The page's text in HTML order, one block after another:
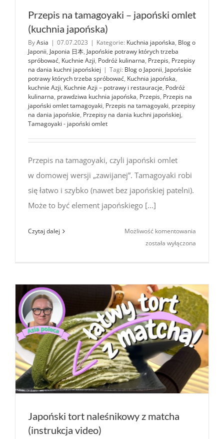
Przepis na tamagoyaki – japoński omlet
(kuchnia japońska)
ByAsia | 07.07.2023 | Kategorie: Kuchnia japońska, Blog o
Japonii, Japonia 日本, Japońskie potrawy których trzeba
spróbować, Kuchnie Azji, Podróż kulinarna, Przepis, Przepisy
na dania kuchni japońskiej | Tagi: Blog o Japonii, Japońskie
potrawy których trzeba spróbować, Kuchnia japońska,
kuchnie Azji, Kuchnie Azji – potrawy i restauracje, Podróż
kulinarna, prawdziwa kuchnia japońska, Przepis, Przepis na
japoński omlet tamagoyaki, Przepis na tamagoyaki, przepisy
na dania japońskie, Przepisy na dania kuchni japońskiej,
Tamagoyaki - japoński omlet
Przepis na tamagoyaki, czyli japoński omlet
w domowej wersji „zawijanej”. Tamagoyaki robi
się łatwo i szybko (nawet bez japońskiej patelni).
Może to być element japońskiego [...]
Czytaj dalej Możliwość komentowania
(kuchnia
japońska)
została wyłączona
Japoński tort naleśnikowy z matcha
(instrukcja video)